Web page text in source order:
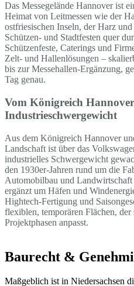
Das Messegelände Hannover ist
Heimat von Leitmessen wie der
ostfriesischen Inseln, der Harz
Schützen- und Stadtfesten quer
Schützenfeste, Caterings und
Zelt- und Hallenlösungen –
bis zur Messehallen-Ergänzung,
Tag genau.
Vom Königreich
Industrieschwergewicht
Aus dem Königreich Hannover
Landschaft ist über das
industrielles Schwergewicht
den 1930er-Jahren rund um die
Automobilbau und
ergänzt um Häfen und
Hightech-Fertigung und
flexiblen, temporären Flächen, der
Projektphasen anpasst.
Baurecht &
Maßgeblich ist in Niedersachsen